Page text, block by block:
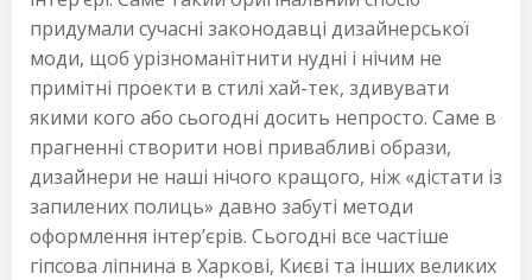
придумали сучасні законодавці дизайнерської
моди, щоб урізноманітнити нудні і нічим не
примітні проекти в стилі хай-тек, здивувати
якими кого або сьогодні досить непросто. Саме в
прагненні створити нові привабливі образи,
дизайнери не наші нічого кращого, ніж «дістати із
запилених полиць» давно забуті методи
оформлення інтер’єрів. Сьогодні все частіше
гіпсова ліпнина в Харкові, Києві та інших великих